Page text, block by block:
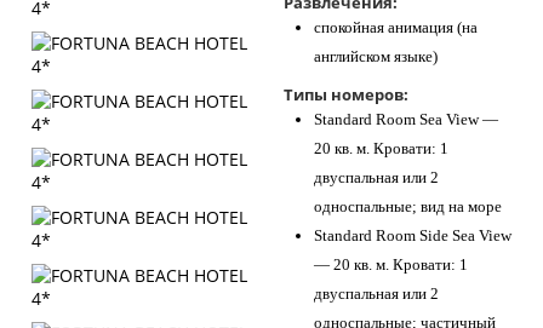
спокойная анимация (на
английском языке)
Типы номеров:
Standard Room Sea View —
20 кв. м. Кровати: 1
двуспальная или 2
односпальные; вид на море
Standard Room Side Sea View
— 20 кв. м. Кровати: 1
двуспальная или 2
односпальные; частичный